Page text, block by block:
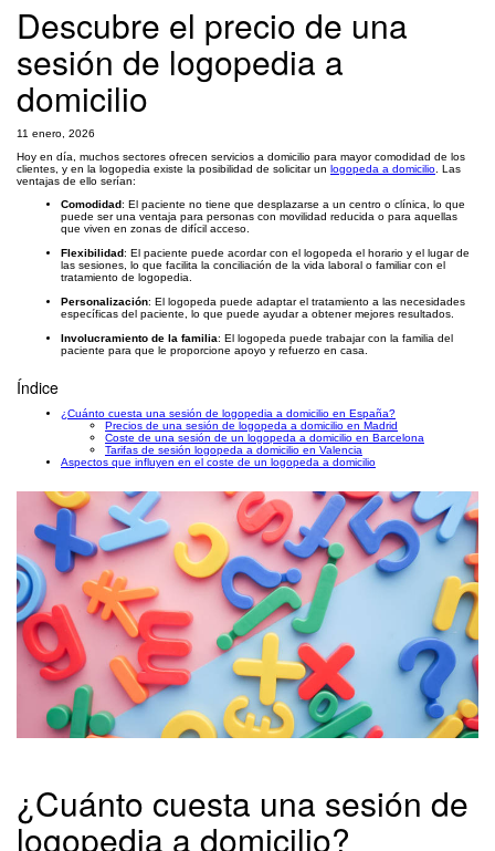
Descubre el precio de una
sesión de logopedia a
domicilio
11 enero, 2026
Hoy en día, muchos sectores ofrecen servicios a domicilio para mayor comodidad de los
clientes, y en la logopedia existe la posibilidad de solicitar un logopeda a domicilio . Las
ventajas de ello serían:
Comodidad: El paciente no tiene que desplazarse a un centro o clínica, lo que
puede ser una ventaja para personas con movilidad reducida o para aquellas
que viven en zonas de difícil acceso.
Flexibilidad: El paciente puede acordar con el logopeda el horario y el lugar de
las sesiones, lo que facilita la conciliación de la vida laboral o familiar con el
tratamiento de logopedia.
Personalización: El logopeda puede adaptar el tratamiento a las necesidades
específicas del paciente, lo que puede ayudar a obtener mejores resultados.
Involucramiento de la familia: El logopeda puede trabajar con la familia del
paciente para que le proporcione apoyo y refuerzo en casa.
Índice
¿Cuánto cuesta una sesión de logopedia a domicilio en España?
Precios de una sesión de logopeda a domicilio en Madrid
Coste de una sesión de un logopeda a domicilio en Barcelona
Tarifas de sesión logopeda a domicilio en Valencia
Aspectos que influyen en el coste de un logopeda a domicilio
¿Cuánto cuesta una sesión de
logopedia a domicilio?